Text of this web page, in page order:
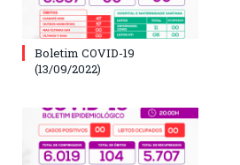
Boletim COVID-19
(13/09/2022)